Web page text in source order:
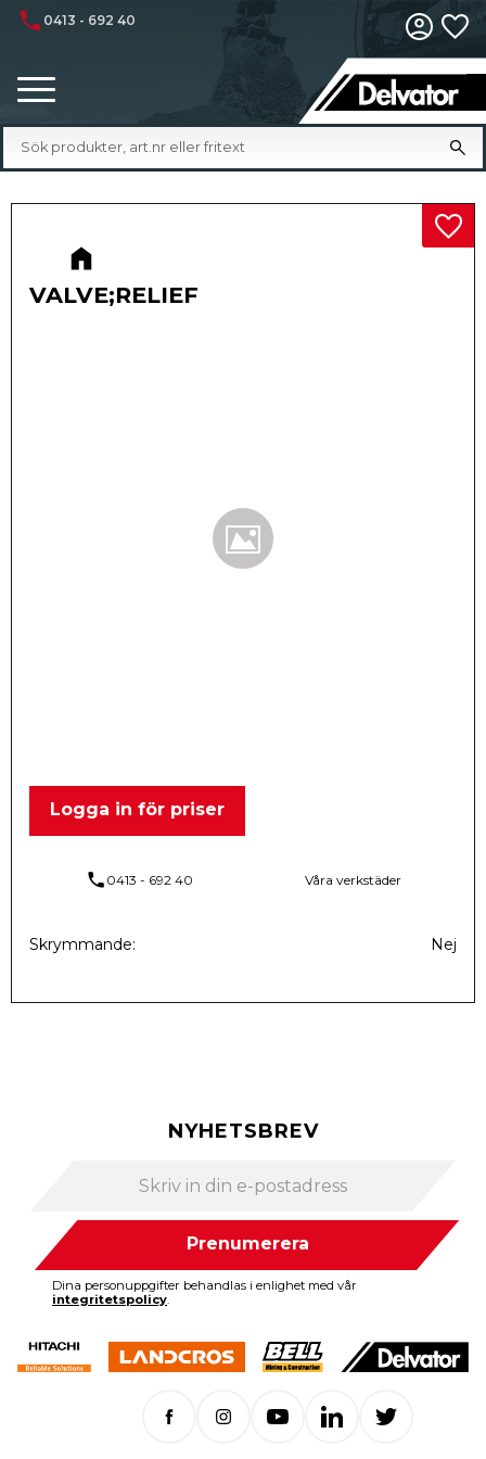
phone 0413 - 692 40
VALVE;RELIEF
Logga in för priser
phone 0413 - 692 40 Våra verkstäder
Skrymmande Nej
NYHETSBREV
Prenumerera
Dina personuppgifter behandlas i enlighet med vår
integritetspolicy.